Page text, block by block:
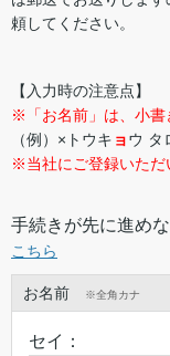
頼してください。
【入力時の注意点】
※「お名前」は、小書
（例）×トウキ ョウ
※当社にご登録いただ
手続きが先に進め
こちら
お名前 ※全角カナ
セイ：